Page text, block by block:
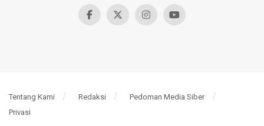
Tentang Kami Redaksi
Pedoman Media Siber
Privasi